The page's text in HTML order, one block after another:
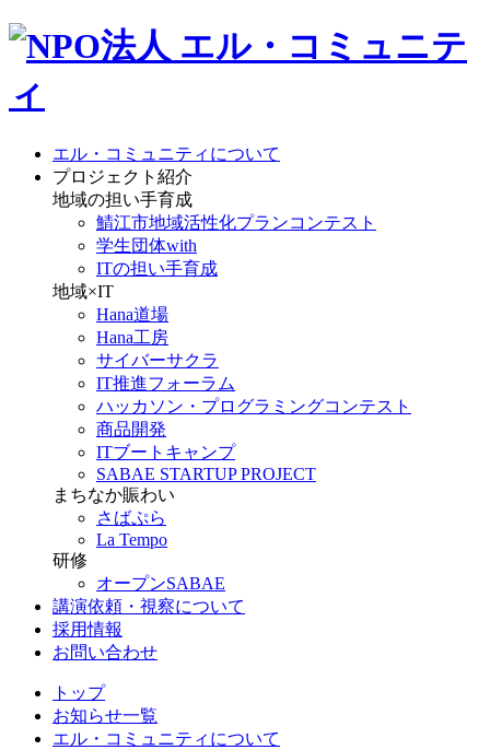
エル・コミュニティについて
プロジェクト紹介
地域の担い手育成
鯖江市地域活性化プランコンテスト
学生団体with
ITの担い手育成
地域×IT
Hana道場
Hana工房
サイバーサクラ
IT推進フォーラム
ハッカソン・プログラミングコンテスト
商品開発
ITブートキャンプ
SABAE STARTUP PROJECT
まちなか賑わい
さばぷら
La Tempo
研修
オープンSABAE
講演依頼・視察について
採用情報
お問い合わせ
トップ
お知らせ一覧
エル・コミュニティについて